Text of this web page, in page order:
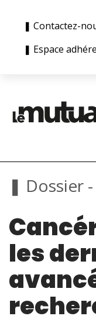
❚ Contactez-
❚ Espace
❚ Dossier
les